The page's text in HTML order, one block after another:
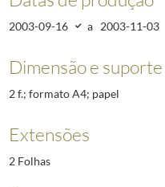
2003-09-16 a 2003-11-03
Dimensão e suporte
2 f.; formato A4; papel
Extensões
2 Folhas